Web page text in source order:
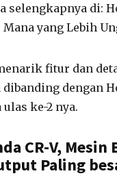
selengkapnya di:
Mana yang Lebih
fitur dan
dengan
ke-2 nya.
CR-V, Mesin
Paling